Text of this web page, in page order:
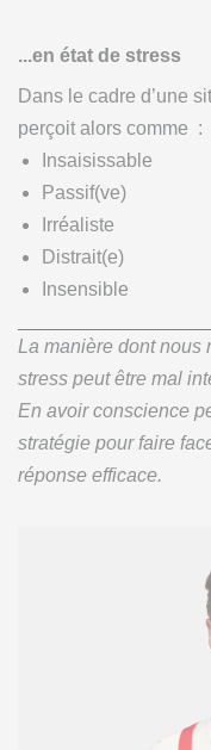
...en état de stress
Dans le cadre d’une
perçoit alors comme :
Insaisissable
Passif(ve)
Irréaliste
Distrait(e)
Insensible
La manière dont nous
stress peut être mal
En avoir conscience
stratégie pour faire
réponse efficace.